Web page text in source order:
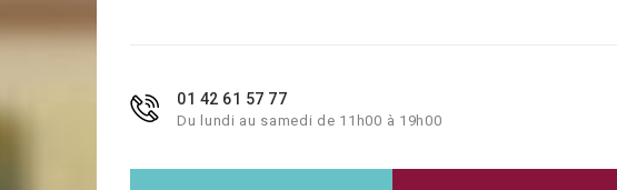
01 42 61 57 77
Du lundi au samedi de 11h00 à 19h00